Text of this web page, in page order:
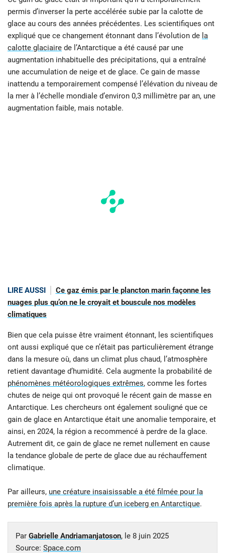
permis d’inverser la perte accélérée subie par la calotte de
glace au cours des années précédentes. Les scientifiques ont
expliqué que ce changement étonnant dans l’évolution de la
calotte glaciaire de l’Antarctique a été causé par une
augmentation inhabituelle des précipitations, qui a entraîné
une accumulation de neige et de glace. Ce gain de masse
inattendu a temporairement compensé l’élévation du niveau de
la mer à l’échelle mondiale d’environ 0,3 millimètre par an, une
augmentation faible, mais notable.
LIRE AUSSI
Ce gaz émis par le plancton marin façonne les
nuages plus qu’on ne le croyait et bouscule nos modèles
climatiques
Bien que cela puisse être vraiment étonnant, les scientifiques
ont aussi expliqué que ce n’était pas particulièrement étrange
dans la mesure où, dans un climat plus chaud, l’atmosphère
retient davantage d’humidité. Cela augmente la probabilité de
phénomènes météorologiques extrêmes, comme les fortes
chutes de neige qui ont provoqué le récent gain de masse en
Antarctique. Les chercheurs ont également souligné que ce
gain de glace en Antarctique était une anomalie temporaire, et
ainsi, en 2024, la région a recommencé à perdre de la glace.
Autrement dit, ce gain de glace ne remet nullement en cause
la tendance globale de perte de glace due au réchauffement
climatique.
Par ailleurs, une créature insaisissable a été filmée pour la
première fois après la rupture d’un iceberg en Antarctique.
Par Gabrielle Andriamanjatoson, le 8 juin 2025
Source: Space.com